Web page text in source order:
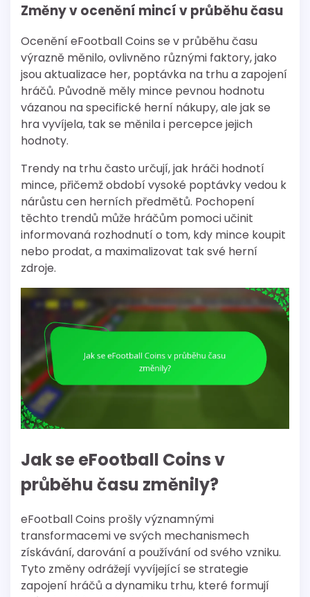
Změny v ocenění mincí v průběhu času
Ocenění eFootball Coins se v průběhu času
výrazně měnilo, ovlivněno různými faktory, jako
jsou aktualizace her, poptávka na trhu a zapojení
hráčů. Původně měly mince pevnou hodnotu
vázanou na specifické herní nákupy, ale jak se
hra vyvíjela, tak se měnila i percepce jejich
hodnoty.
Trendy na trhu často určují, jak hráči hodnotí
mince, přičemž období vysoké poptávky vedou k
nárůstu cen herních předmětů. Pochopení
těchto trendů může hráčům pomoci učinit
informovaná rozhodnutí o tom, kdy mince koupit
nebo prodat, a maximalizovat tak své herní
zdroje.
Jak se eFootball Coins v
průběhu času změnily?
eFootball Coins prošly významnými
transformacemi ve svých mechanismech
získávání, darování a používání od svého vzniku.
Tyto změny odrážejí vyvíjející se strategie
zapojení hráčů a dynamiku trhu, které formují